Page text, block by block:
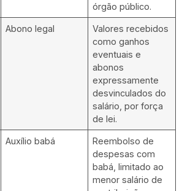
órgão público.
Abono legal
Valores recebidos
como ganhos
eventuais e
abonos
expressamente
desvinculados do
salário, por força
de lei.
Auxílio babá
Reembolso de
despesas com
babá, limitado ao
menor salário de